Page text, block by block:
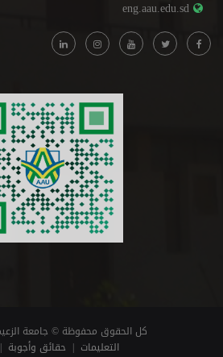
eng.aau.edu.sd
كل الحقوق محفوظة © جامعة الزعيم
التعليمات | حقائق وأجوبة |